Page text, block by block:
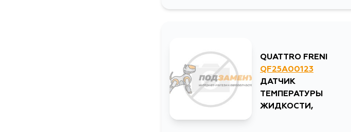
QUATTRO FRENI
QF25A00123
ДАТЧИК
ТЕМПЕРАТУРЫ
ЖИДКОСТИ,